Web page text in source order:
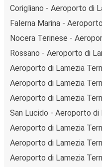
Corigliano - Aeroporto di
Falerna Marina -
Nocera Terinese -
Rossano - Aeroporto di
Aeroporto di Lamezia
Aeroporto di Lamezia
Aeroporto di Lamezia
San Lucido - Aeroporto di
Aeroporto di Lamezia
Aeroporto di Lamezia
Aeroporto di Lamezia